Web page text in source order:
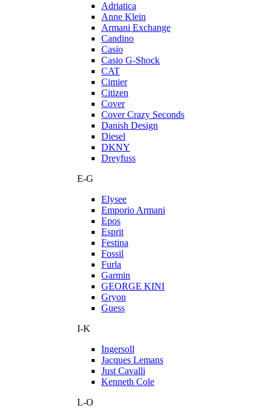
Adriatica
Anne Klein
Armani Exchange
Candino
Casio
Casio G-Shock
CAT
Cimier
Citizen
Cover
Cover Crazy Seconds
Danish Design
Diesel
DKNY
Dreyfuss
E-G
Elysee
Emporio Armani
Epos
Esprit
Festina
Fossil
Furla
Garmin
GEORGE KINI
Gryon
Guess
I-K
Ingersoll
Jacques Lemans
Just Cavalli
Kenneth Cole
L-O